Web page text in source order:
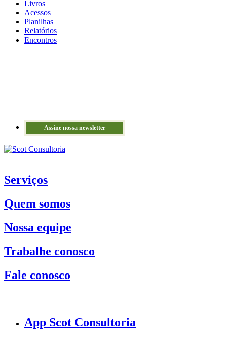
Livros
Acessos
Planilhas
Relatórios
Encontros
Assine nossa newsletter
Serviços
Quem somos
Nossa equipe
Trabalhe conosco
Fale conosco
App Scot Consultoria